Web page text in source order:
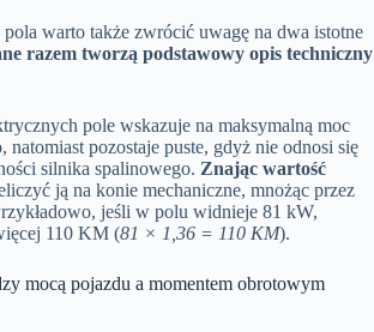
warto także zwrócić uwagę na dwa istotne
razem tworzą podstawowy opis techniczny
pole wskazuje na maksymalną moc
natomiast pozostaje puste, gdyż nie odnosi się
silnika spalinowego. Znając wartość
ją na konie mechaniczne, mnożąc przez
jeśli w polu widnieje 81 kW,
110 KM (81 × 1,36 = 110 KM).
mocą pojazdu a momentem obrotowym